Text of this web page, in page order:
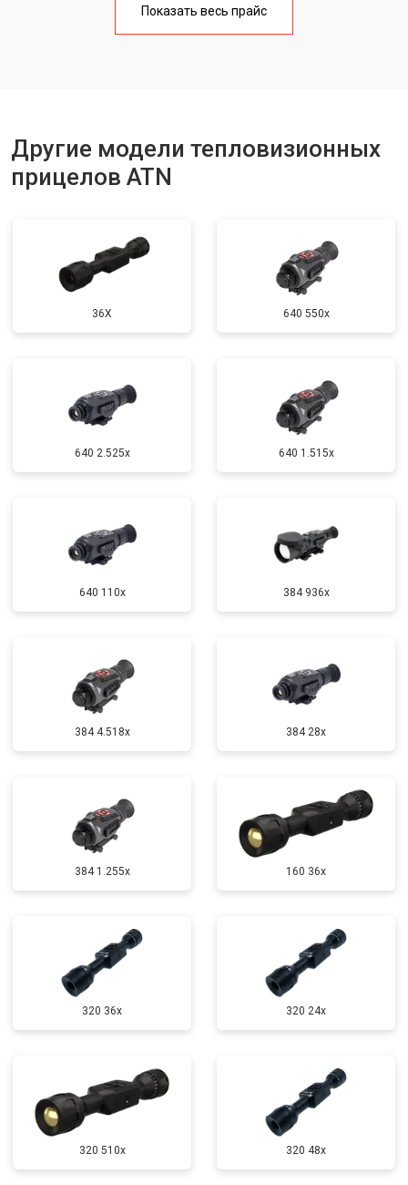
Показать весь прайс
Другие модели тепловизионных
прицелов ATN
36X 640 550x
640 2.525x 640 1.515x
640 110x 384 936x
384 4.518x 384 28x
384 1.255х 160 36x
320 36x 320 24x
320 510x 320 48x